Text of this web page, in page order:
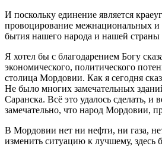
И поскольку единение является
провоцирование межнациональных
бытия нашего народа и нашей
Я хотел бы с благодарением Богу
экономического, политического
столица Мордовии. Как я сегодня
Не было многих замечательных
Саранска. Всё это удалось сделать,
замечательно, что народ Мордовии,
В Мордовии нет ни нефти, ни газа,
изменить ситуацию к лучшему, здесь